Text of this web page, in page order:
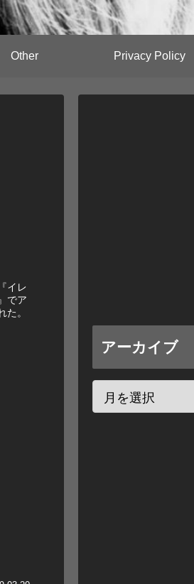
Other Privacy Policy
イレ
でア
た。
アーカイブ